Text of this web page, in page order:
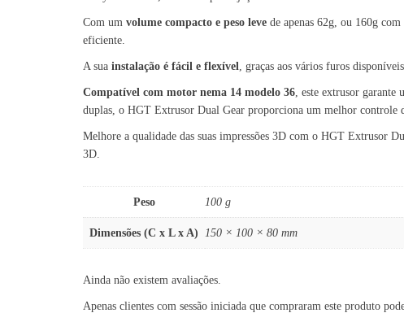
Com um volume compacto e peso leve de apenas 62g, ou 160g
eficiente.
A sua instalação é fácil e flexível , graças aos vários furos
Compatível com motor nema 14 modelo 36 , este extrusor
duplas, o HGT Extrusor Dual Gear proporciona um melhor controle
Melhore a qualidade das suas impressões 3D com o HGT Extrusor
3D.
Peso 100 g
Dimensões (C x L x A) 150 × 100 × 80 mm
Ainda não existem avaliações.
Apenas clientes com sessão iniciada que compraram este produto